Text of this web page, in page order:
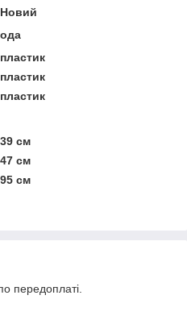
Новий
пластик
пластик
пластик
39 см
47 см
95 см
передоплаті.